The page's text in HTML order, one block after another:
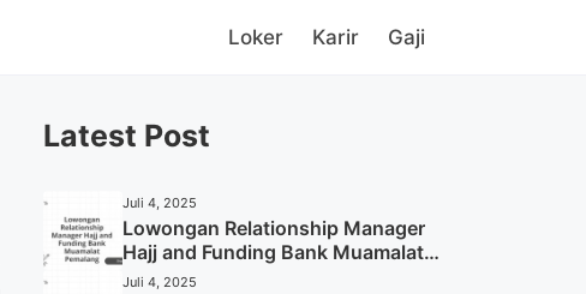
Loker Karir Gaji
Latest Post
Juli 4, 2025
Lowongan Relationship Manager
Hajj and Funding Bank Muamalat
Pemalang Tahun 2025
Juli 4, 2025